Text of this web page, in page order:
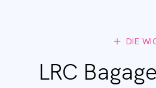
MEER,
DIE
LRC